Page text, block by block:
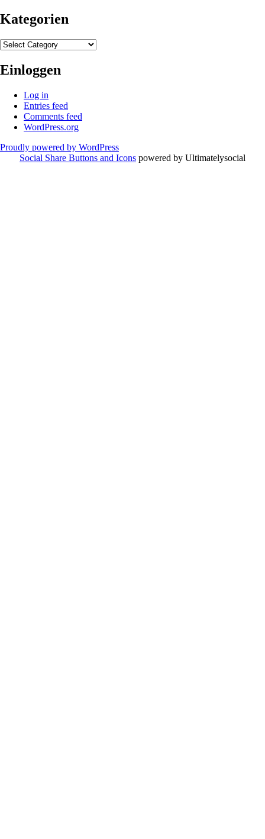
Kategorien
Kategorien
Einloggen
Log in
Entries feed
Comments feed
WordPress.org
Proudly powered by WordPress
Social Share Buttons and Icons powered by Ultimatelysocial